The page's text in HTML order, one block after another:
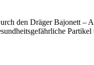
den Dräger Bajonett –